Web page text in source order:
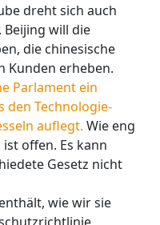
dreht sich auch
Beijing will die
die chinesische
Kunden erheben.
Parlament ein
den Technologie-
auflegt. Wie eng
offen. Es kann
Gesetz nicht
wie wir sie